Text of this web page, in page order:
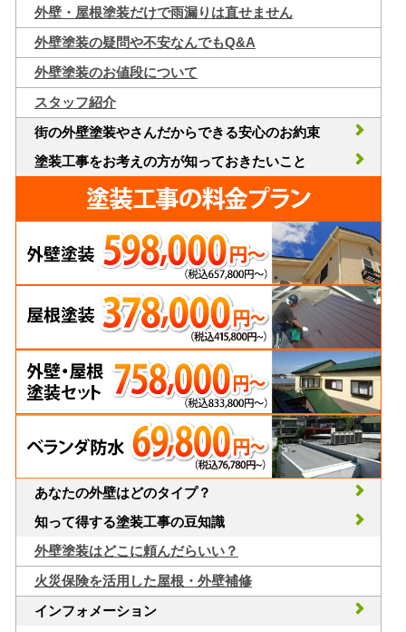
外壁・屋根塗装だけで雨漏りは直せません
外壁塗装の疑問や不安なんでもQ&A
外壁塗装のお値段について
スタッフ紹介
街の外壁塗装やさんだからできる安心のお約束
塗装工事をお考えの方が知っておきたいこと
あなたの外壁はどのタイプ？
知って得する塗装工事の豆知識
外壁塗装はどこに頼んだらいい？
火災保険を活用した屋根・外壁補修
インフォメーション